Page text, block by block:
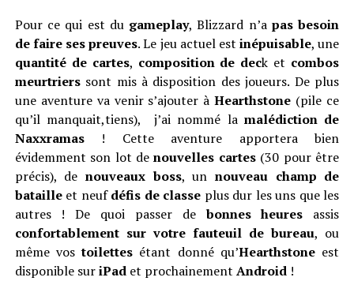
Pour ce qui est du gameplay, Blizzard n’apas besoin
de faire ses preuves. Le jeu actuel estinépuisable, une
quantité de cartes, composition de deck et combos
meurtrierssont mis à disposition des joueurs. De plus
une aventure va venir s’ajouter àHearthstone (pile ce
qu’il manquait,tiens), j’ai nommé la malédiction de
Naxxramas! Cette aventure apportera bien
évidemment son lot denouvelles cartes(30 pour être
précis), de nouveaux boss, unnouveau champ de
batailleet neufdéfis de classe plus dur les uns que les
autres ! De quoi passer debonnes heures assis
confortablement sur votre fauteuil de bureau, ou
même vostoilettes étant donné qu’Hearthstone est
disponible suriPadet prochainement Android!